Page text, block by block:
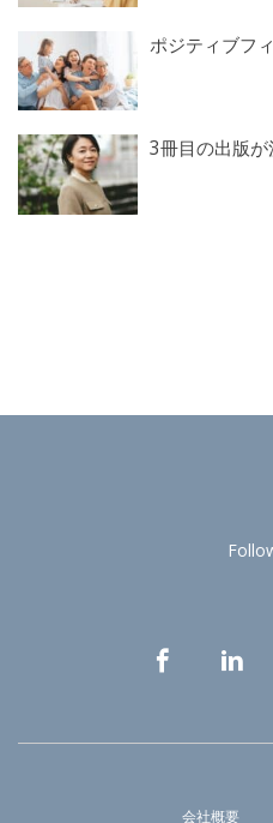
ポジティブフ
3冊目の出版が
会社概要